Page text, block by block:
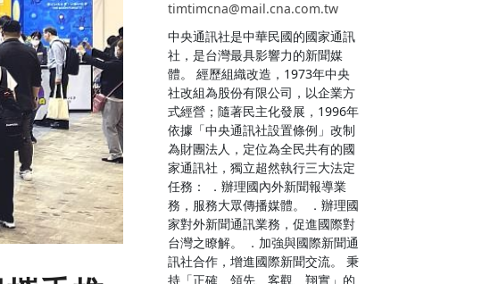
timtimcna@mail.cna.com.tw
中央通訊社是中華民國的國家通訊
社，是台灣最具影響力的新聞媒
體。 經歷組織改造，1973年中央
社改組為股份有限公司，以企業方
式經營；隨著民主化發展，1996年
依據「中央通訊社設置條例」改制
為財團法人，定位為全民共有的國
家通訊社，獨立超然執行三大法定
任務： ．辦理國內外新聞報導業
務，服務大眾傳播媒體。 ．辦理國
家對外新聞通訊業務，促進國際對
台灣之瞭解。 ．加強與國際新聞通
訊社合作，增進國際新聞交流。 秉
持「正確、領先、客觀、翔實」的